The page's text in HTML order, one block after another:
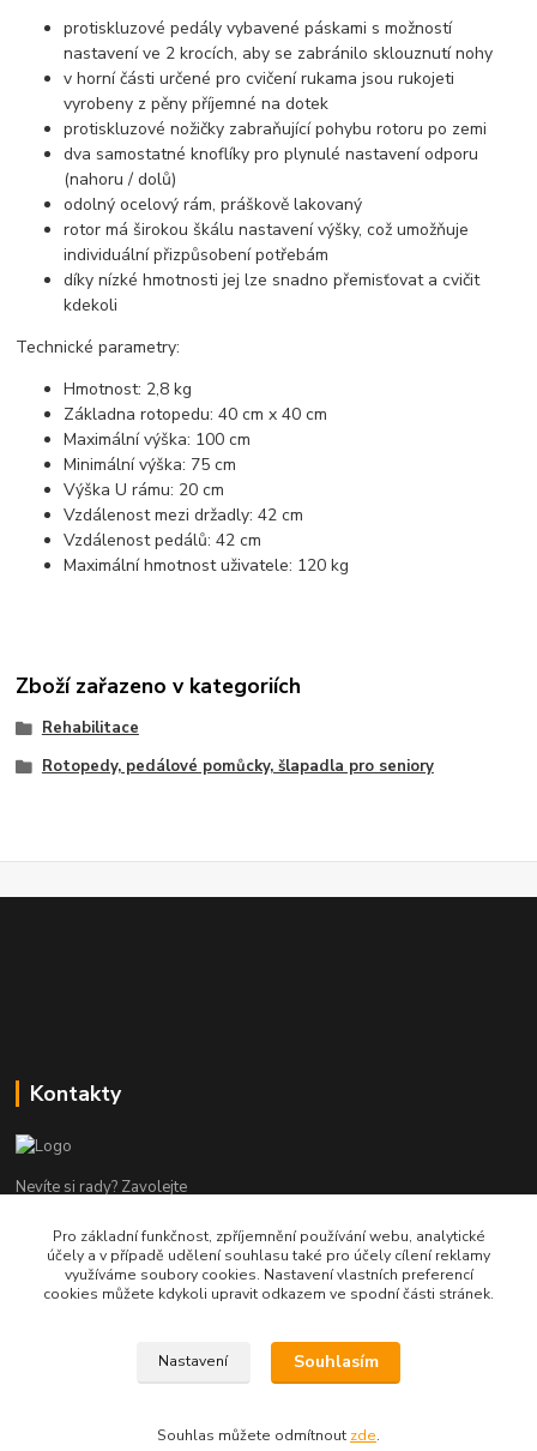
protiskluzové pedály vybavené páskami s možností
nastavení ve 2 krocích, aby se zabránilo sklouznutí nohy
v horní části určené pro cvičení rukama jsou rukojeti
vyrobeny z pěny příjemné na dotek
protiskluzové nožičky zabraňující pohybu rotoru po zemi
dva samostatné knoflíky pro plynulé nastavení odporu
(nahoru / dolů)
odolný ocelový rám, práškově lakovaný
rotor má širokou škálu nastavení výšky, což umožňuje
individuální přizpůsobení potřebám
díky nízké hmotnosti jej lze snadno přemisťovat a cvičit
kdekoli
Technické parametry:
Hmotnost: 2,8 kg
Základna rotopedu: 40 cm x 40 cm
Maximální výška: 100 cm
Minimální výška: 75 cm
Výška U rámu: 20 cm
Vzdálenost mezi držadly: 42 cm
Vzdálenost pedálů: 42 cm
Maximální hmotnost uživatele: 120 kg
Zboží zařazeno v kategoriích
Rehabilitace
Rotopedy, pedálové pomůcky, šlapadla pro seniory
Kontakty
Nevíte si rady? Zavolejte
tel:+420 602960000
8-19 Po Pá
Pro základní funkčnost, zpříjemnění používání webu, analytické
účely a v případě udělení souhlasu také pro účely cílení reklamy
využíváme soubory cookies. Nastavení vlastních preferencí
cookies můžete kdykoli upravit odkazem ve spodní části stránek.
Nastavení Souhlasím
Souhlas můžete odmítnout zde.